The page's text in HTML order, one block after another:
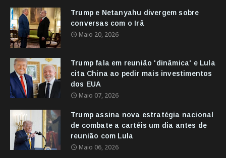
Trump e Netanyahu divergem sobre
conversas com o Irã
Maio 20, 2026
Trump fala em reunião 'dinâmica' e Lula
cita China ao pedir mais investimentos
dos EUA
Maio 07, 2026
Trump assina nova estratégia nacional
de combate a cartéis um dia antes de
reunião com Lula
Maio 06, 2026